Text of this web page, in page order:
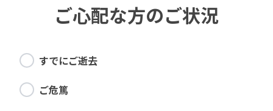
ご心配な方のご状況
すでにご逝去
ご危篤